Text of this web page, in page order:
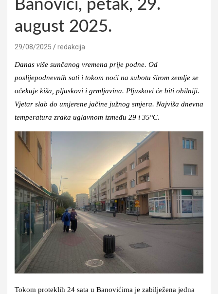
Banovići, petak, 29.
august 2025.
29/08/2025 redakcija
Danas više sunčanog vremena prije podne. Od
poslijepodnevnih sati i tokom noći na subotu širom zemlje se
očekuje kiša, pljuskovi i grmljavina. Pljuskovi će biti obilniji.
Vjetar slab do umjerene jačine južnog smjera. Najviša dnevna
temperatura zraka uglavnom između 29 i 35°C.
Tokom proteklih 24 sata u Banovićima je zabilježena jedna